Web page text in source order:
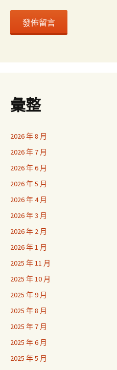
彙整
2026 年 8 月
2026 年 7 月
2026 年 6 月
2026 年 5 月
2026 年 4 月
2026 年 3 月
2026 年 2 月
2026 年 1 月
2025 年 11 月
2025 年 10 月
2025 年 9 月
2025 年 8 月
2025 年 7 月
2025 年 6 月
2025 年 5 月